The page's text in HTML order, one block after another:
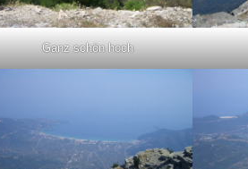
Ganz schön hoch